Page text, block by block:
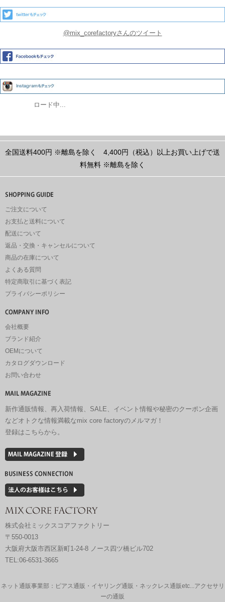
@mix_corefactoryさんのツイート
ロード中...
全国送料400円 ※離島を除く
4,400円（税込）以上お買い上げで送
料無料 ※離島を除く
ご注文について
お支払と送料について
配送について
返品・交換・キャンセルについて
商品の在庫について
よくある質問
特定商取引に基づく表記
プライバシーポリシー
会社概要
ブランド紹介
OEMについて
カタログダウンロード
お問い合わせ
新作通販情報、再入荷情報、SALE、イベント情報や秘密のクーポン企画
などオトクな情報満載なmix core factoryのメルマガ！
登録はこちらから。
株式会社ミックスコアファクトリー
〒550-0013
大阪府大阪市西区新町1-24-8 ノース四ツ橋ビル702
TEL:06-6531-3665
ネット通販事業部：ピアス通販・イヤリング通販・ネックレス通販etc...アクセサリ
ーの通販